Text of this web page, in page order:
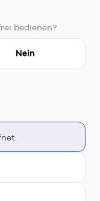
bedienen?
Nein